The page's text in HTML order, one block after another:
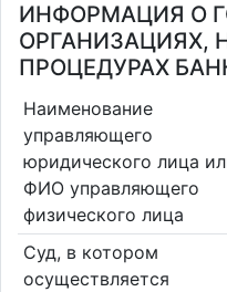
ИНФОРМАЦИЯ О
ОРГАНИЗАЦИЯХ,
ПРОЦЕДУРАХ
Наименование
управляющего
юридического лица
ФИО управляющего
физического лица
Суд, в котором
осуществляется